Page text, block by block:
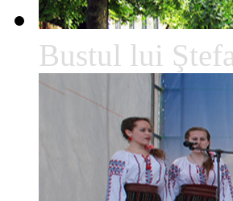
Bustul lui